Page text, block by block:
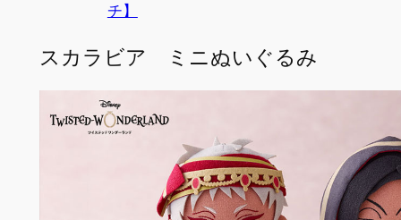
チ】
スカラビア ミニぬいぐるみ